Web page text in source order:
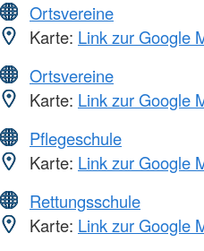
Ortsvereine
Karte: Link zur Google
Ortsvereine
Karte: Link zur Google
Pflegeschule
Karte: Link zur Google
Rettungsschule
Karte: Link zur Google